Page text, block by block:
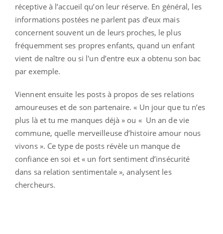
réceptive à l’accueil qu’on leur réserve. En général, les
informations postées ne parlent pas d’eux mais
concernent souvent un de leurs proches, le plus
fréquemment ses propres enfants, quand un enfant
vient de naître ou si l'un d’entre eux a obtenu son bac
par exemple.
Viennent ensuite les posts à propos de ses relations
amoureuses et de son partenaire. « Un jour que tu n’es
plus là et tu me manques déjà » ou « Un an de vie
commune, quelle merveilleuse d’histoire amour nous
vivons ». Ce type de posts révèle un manque de
confiance en soi et « un fort sentiment d’insécurité
dans sa relation sentimentale », analysent les
chercheurs.